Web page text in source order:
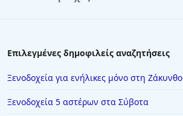
Ξενοδοχεία στο Γύθειο
Ξενοδοχεία στην Τρίπολη
Επιλεγμένες δημοφιλείς αναζητήσεις
Ξενοδοχεία για ενήλικες μόνο στη Ζάκυνθο
Ξενοδοχεία 5 αστέρων στα Σύβοτα